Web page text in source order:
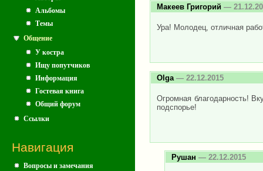
Альбомы
Темы
Общение
У костра
Ищу попутчиков
Информация
Гостевая книга
Общий форум
Ссылки
Навигация
Вопросы и замечания
Макеев Григорий —
Ура! Молодец, отличная
Olga — 22.12.2015
Огромная благодарность!
подспорье!
Рушан — 22.12.2015